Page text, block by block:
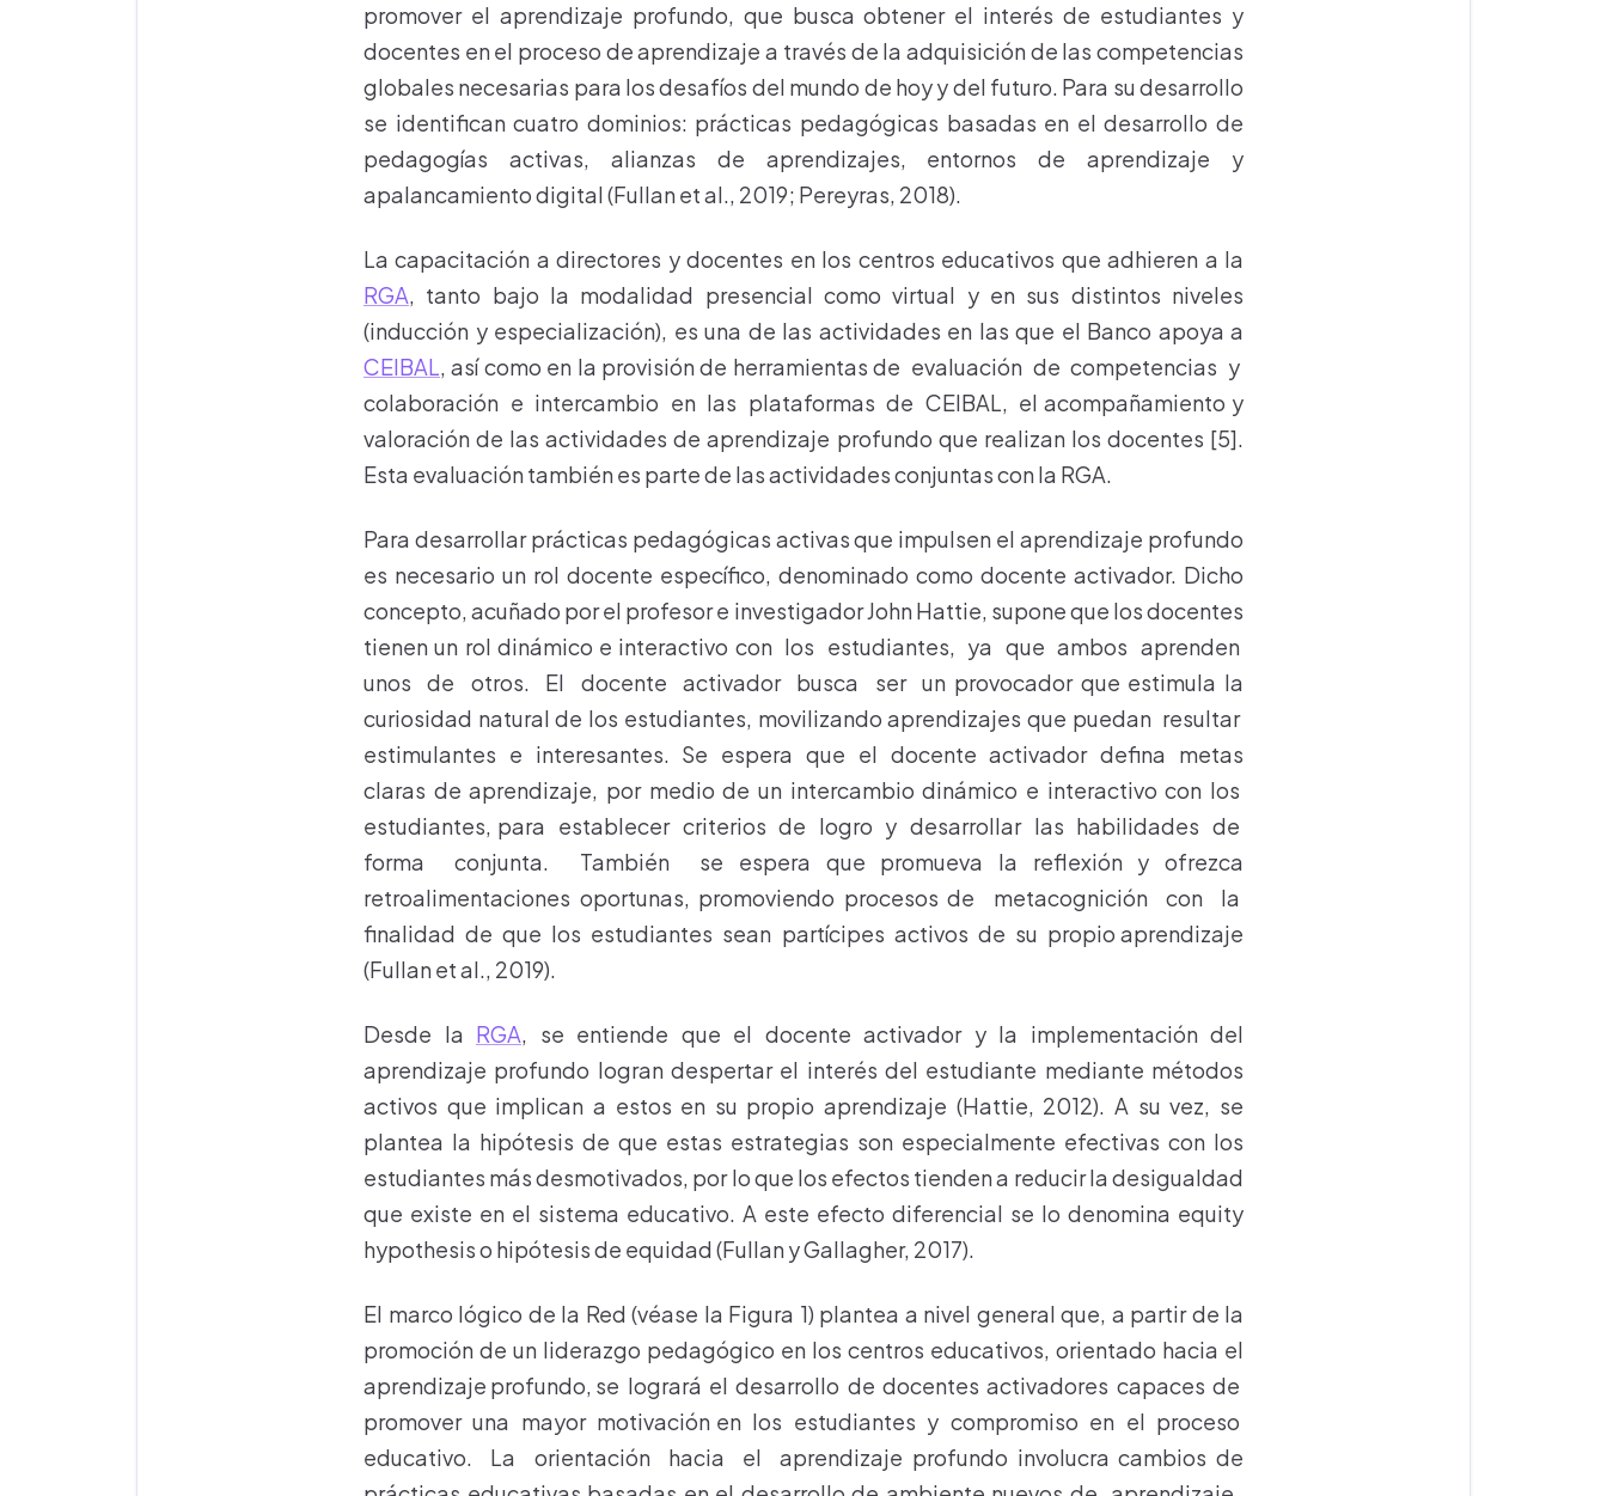
promover el aprendizaje profundo, que busca obtener el interés de estudiantes y
docentes en el proceso de aprendizaje a través de la adquisición de las competencias
globales necesarias para los desafíos del mundo de hoy y del futuro. Para su desarrollo
se identifican cuatro dominios: prácticas pedagógicas basadas en el desarrollo de
pedagogías activas, alianzas de aprendizajes, entornos de aprendizaje y
apalancamiento digital (Fullan et al., 2019; Pereyras, 2018).
La capacitación a directores y docentes en los centros educativos que adhieren a la
RGA, tanto bajo la modalidad presencial como virtual y en sus distintos niveles
(inducción y especialización), es una de las actividades en las que el Banco apoya a
CEIBAL, así como en la provisión de herramientas de evaluación de competencias y
colaboración e intercambio en las plataformas de CEIBAL, el acompañamiento y
valoración de las actividades de aprendizaje profundo que realizan los docentes [5].
Esta evaluación también es parte de las actividades conjuntas con la RGA.
Para desarrollar prácticas pedagógicas activas que impulsen el aprendizaje profundo
es necesario un rol docente específico, denominado como docente activador. Dicho
concepto, acuñado por el profesor e investigador John Hattie, supone que los docentes
tienen un rol dinámico e interactivo con los estudiantes, ya que ambos aprenden
unos de otros. El docente activador busca ser un provocador que estimula la
curiosidad natural de los estudiantes, movilizando aprendizajes que puedan resultar
estimulantes e interesantes. Se espera que el docente activador defina metas
claras de aprendizaje, por medio de un intercambio dinámico e interactivo con los
estudiantes, para establecer criterios de logro y desarrollar las habilidades de
forma conjunta. También se espera que promueva la reflexión y ofrezca
retroalimentaciones oportunas, promoviendo procesos de metacognición con la
finalidad de que los estudiantes sean partícipes activos de su propio aprendizaje
(Fullan et al., 2019).
Desde la RGA, se entiende que el docente activador y la implementación del
aprendizaje profundo logran despertar el interés del estudiante mediante métodos
activos que implican a estos en su propio aprendizaje (Hattie, 2012). A su vez, se
plantea la hipótesis de que estas estrategias son especialmente efectivas con los
estudiantes más desmotivados, por lo que los efectos tienden a reducir la desigualdad
que existe en el sistema educativo. A este efecto diferencial se lo denomina equity
hypothesis o hipótesis de equidad (Fullan y Gallagher, 2017).
El marco lógico de la Red (véase la Figura 1) plantea a nivel general que, a partir de la
promoción de un liderazgo pedagógico en los centros educativos, orientado hacia el
aprendizaje profundo, se logrará el desarrollo de docentes activadores capaces de
promover una mayor motivación en los estudiantes y compromiso en el proceso
educativo. La orientación hacia el aprendizaje profundo involucra cambios de